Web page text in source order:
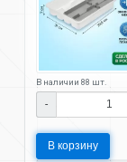
В наличии 88 шт.
-
В корзину